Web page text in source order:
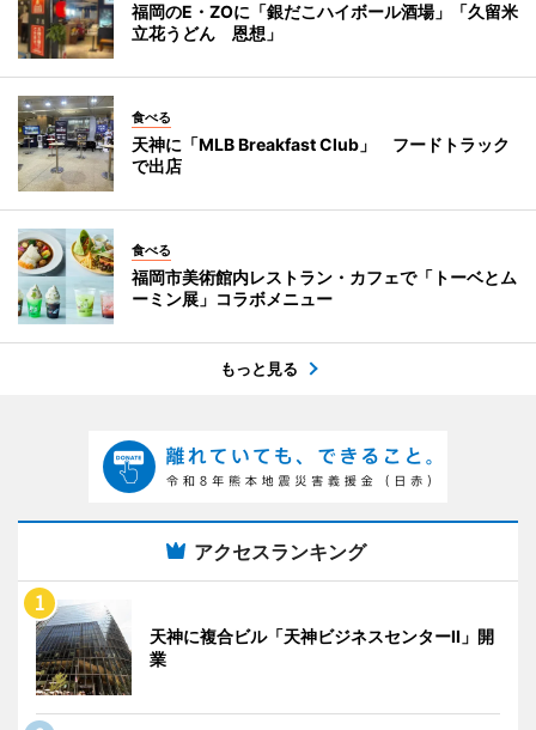
福岡のE・ZOに「銀だこハイボール酒場」「久留米
立花うどん 恩想」
食べる
天神に「MLB Breakfast Club」 フードトラック
で出店
食べる
福岡市美術館内レストラン・カフェで「トーベとム
ーミン展」コラボメニュー
もっと見る
アクセスランキング
天神に複合ビル「天神ビジネスセンターII」開
業